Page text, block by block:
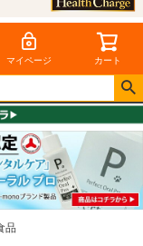
マイページ カート
品